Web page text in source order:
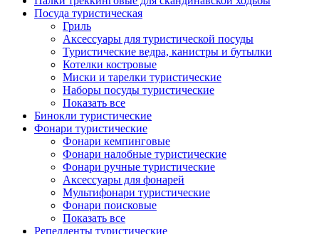
Посуда туристическая
Гриль
Аксессуары для туристической посуды
Туристические ведра, канистры и бутылки
Котелки костровые
Миски и тарелки туристические
Наборы посуды туристические
Показать все
Бинокли туристические
Фонари туристические
Фонари кемпинговые
Фонари налобные туристические
Фонари ручные туристические
Аксессуары для фонарей
Мультифонари туристические
Фонари поисковые
Показать все
Репелленты туристические